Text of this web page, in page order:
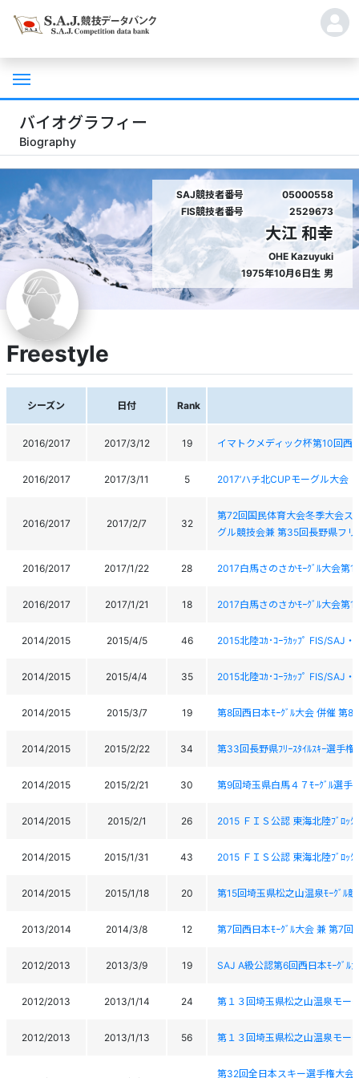
バイオグラフィー
Biography
SAJ競技者番号
05000558
FIS競技者番号
2529673
大江 和幸
OHE Kazuyuki
1975年10月6日生 男
Freestyle
シーズン 日付 Rank
2016/2017 2017/3/12 19 イマトクメディック杯第10回西
2016/2017 2017/3/11 5 2017’ハチ北CUPモーグル大会
2016/2017 2017/2/7 32
第72回国民体育大会冬季大会ス
グル競技会兼 第35回長野県フ
2016/2017 2017/1/22 28 2017白馬さのさかﾓｰｸﾞﾙ大会第1
2016/2017 2017/1/21 18 2017白馬さのさかﾓｰｸﾞﾙ大会第1
2014/2015 2015/4/5 46 2015北陸ｺｶ･ｺｰﾗｶｯﾌﾟ FIS/SAJ・
2014/2015 2015/4/4 35 2015北陸ｺｶ･ｺｰﾗｶｯﾌﾟ FIS/SAJ・
2014/2015 2015/3/7 19 第8回西日本ﾓｰｸﾞﾙ大会 併催 第8
2014/2015 2015/2/22 34 第33回長野県ﾌﾘｰｽﾀｲﾙｽｷｰ選手権
2014/2015 2015/2/21 30 第9回埼玉県白馬４７ﾓｰｸﾞﾙ選手
2014/2015 2015/2/1 26 2015 ＦＩＳ公認 東海北陸ﾌﾞﾛｯｸ
2014/2015 2015/1/31 43 2015 ＦＩＳ公認 東海北陸ﾌﾞﾛｯｸ
2014/2015 2015/1/18 20 第15回埼玉県松之山温泉ﾓｰｸﾞﾙ
2013/2014 2014/3/8 12 第7回西日本ﾓｰｸﾞﾙ大会 兼 第7回
2012/2013 2013/3/9 19 SAJ A級公認第6回西日本ﾓｰｸﾞﾙ
2012/2013 2013/1/14 24 第１３回埼玉県松之山温泉モー
2012/2013 2013/1/13 56 第１３回埼玉県松之山温泉モー
第32回全日本スキー選手権大会